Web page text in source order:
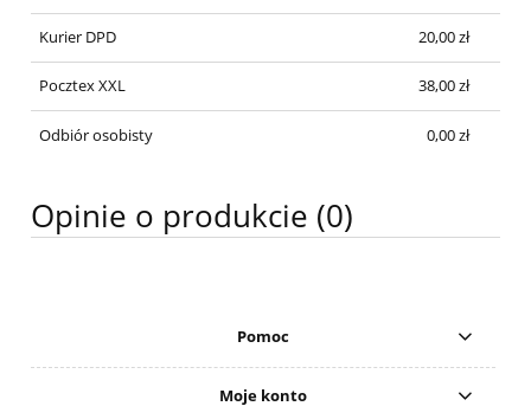
Kurier DPD 20,00 zł
Pocztex XXL 38,00 zł
Odbiór osobisty 0,00 zł
Opinie o produkcie (0)
Pomoc
Moje konto